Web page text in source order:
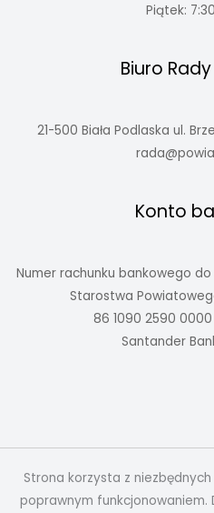
Piątek:
Biuro
21-500 Biała Podlaska ul.
Konto
Numer rachunku bankowego
Starostwa
86 1090 2590
Santander
Strona korzysta z
poprawnym funkcjonowaniem.